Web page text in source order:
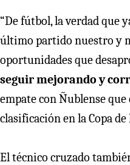
“De fútbol, la verdad que
último partido nuestro y
oportunidades que
seguir mejorando y
empate con Ñublense
clasificación en la Copa de
El técnico cruzado